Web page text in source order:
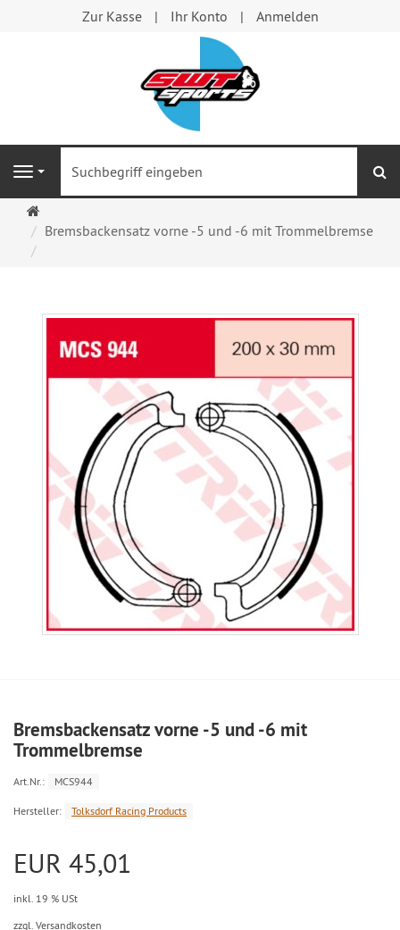
Zur Kasse Ihr Konto Anmelden
Navigation
Bremsbackensatz vorne -5 und -6 mit Trommelbremse
Bremsbackensatz vorne -5 und -6 mit
Trommelbremse
Art.Nr.: MCS944
Hersteller: Tolksdorf Racing Products
EUR 45,01
inkl. 19 % USt
zzgl. Versandkosten